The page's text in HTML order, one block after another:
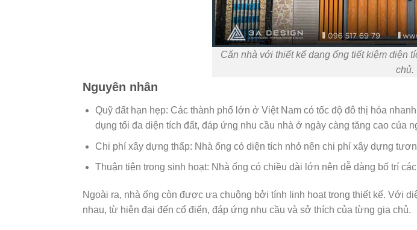
Căn nhà với thiết kế dạng ống tiết kiệm diện
chủ.
Nguyên nhân
Quỹ đất hạn hẹp: Các thành phố lớn ở Việt Nam có tốc độ đô thị hóa
dụng tối đa diện tích đất, đáp ứng nhu cầu nhà ở ngày càng tăng cao của
Chi phí xây dựng thấp: Nhà ống có diện tích nhỏ nên chi phí xây dựng
Thuận tiện trong sinh hoạt: Nhà ống có chiều dài lớn nên dễ dàng bố trí
Ngoài ra, nhà ống còn được ưa chuộng bởi tính linh hoạt trong thiết kế. Với
nhau, từ hiện đại đến cổ điển, đáp ứng nhu cầu và sở thích của từng gia chủ.